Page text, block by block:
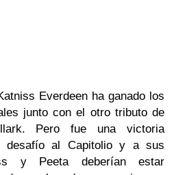
Everdeen ha ganado los
junto con el otro tributo de
Pero fue una victoria
desafío al Capitolio y a sus
y Peeta deberían estar